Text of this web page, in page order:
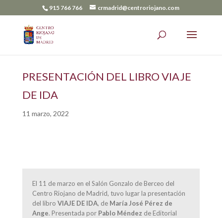
915 766 766 crmadrid@centroriojano.com
PRESENTACIÓN DEL LIBRO VIAJE
DE IDA
11 marzo, 2022
El 11 de marzo en el Salón Gonzalo de Berceo del
Centro Riojano de Madrid, tuvo lugar la presentación
del libro VIAJE DE IDA, de María José Pérez de
Ange. Presentada por Pablo Méndez de Editorial